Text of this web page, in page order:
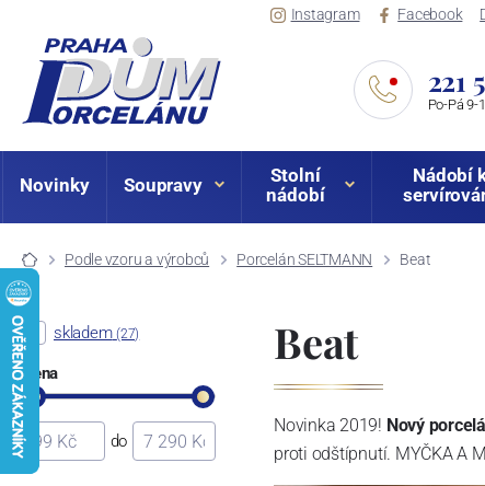
Instagram Facebook
221
Po-Pá 9-
Novinky Soupravy
Stolní
nádobí
Nádobí
Podle vzoru a výrobců Porcelán SELTMANN Beat
Beat
Novinka 2019! Nový
proti odštípnutí. MYČKA A
skladem (27)
Cena
do